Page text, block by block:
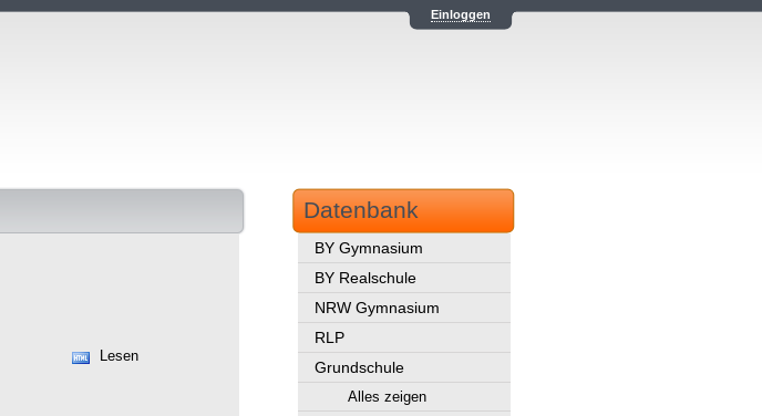
Einloggen
Lesen
Datenbank
BY Gymnasium
BY Realschule
NRW Gymnasium
RLP
Grundschule
Alles zeigen